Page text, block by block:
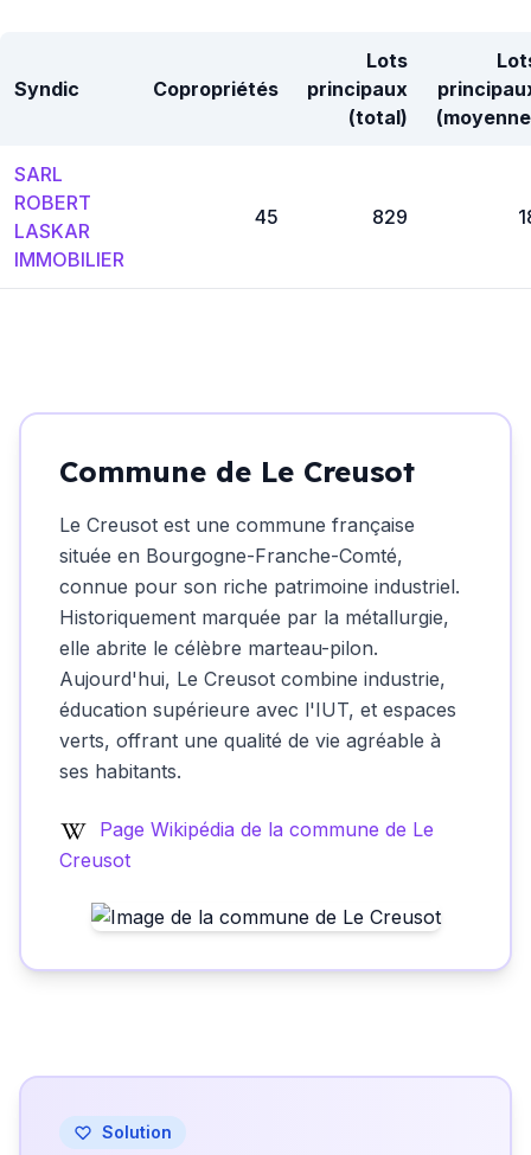
Syndic Copropriétés
Lots
principaux
(total)
SARL
ROBERT
LASKAR
IMMOBILIER
45 829
Commune de Le Creusot
Le Creusot est une commune française
située en Bourgogne-Franche-Comté,
connue pour son riche patrimoine industriel.
Historiquement marquée par la métallurgie,
elle abrite le célèbre marteau-pilon.
Aujourd'hui, Le Creusot combine industrie,
éducation supérieure avec l'IUT, et espaces
verts, offrant une qualité de vie agréable à
ses habitants.
Page Wikipédia de la commune de Le
Creusot
Solution